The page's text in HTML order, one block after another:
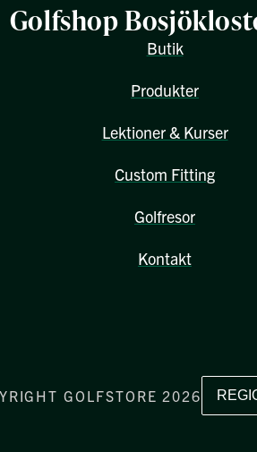
Golfshop
Butik
Produkter
Lektioner & Kurser
Custom Fitting
Golfresor
Kontakt
GOLFSTORE 2026